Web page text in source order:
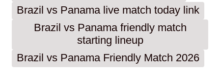
Brazil vs Panama live match today link
Brazil vs Panama friendly match
starting lineup
Brazil vs Panama Friendly Match 2026